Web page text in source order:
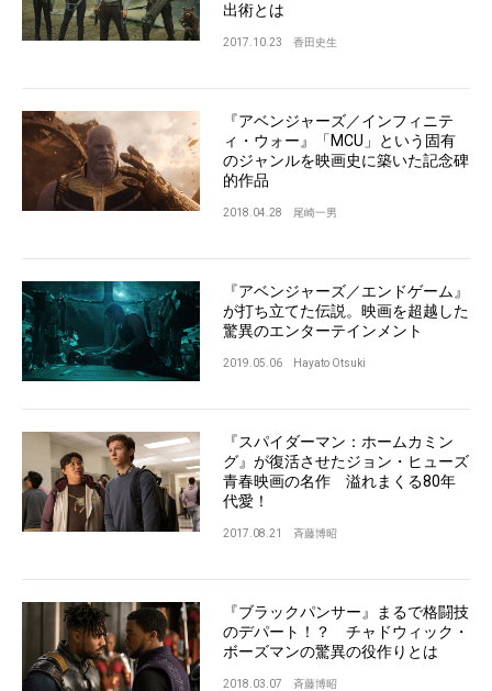
出術とは
2017.10.23 香田史生
『アベンジャーズ／インフィニテ
ィ・ウォー』「MCU」という固有
のジャンルを映画史に築いた記念碑
的作品
2018.04.28 尾崎一男
『アベンジャーズ／エンドゲーム』
が打ち立てた伝説。映画を超越した
驚異のエンターテインメント
2019.05.06 Hayato Otsuki
『スパイダーマン：ホームカミン
グ』が復活させたジョン・ヒューズ
青春映画の名作 溢れまくる80年
代愛！
2017.08.21 斉藤博昭
『ブラックパンサー』まるで格闘技
のデパート！？ チャドウィック・
ボーズマンの驚異の役作りとは
2018.03.07 斉藤博昭